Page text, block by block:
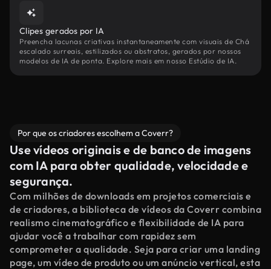
Clipes gerados por IA
Preencha lacunas criativas instantaneamente com visuais de Chá
escalado surreais, estilizados ou abstratos, gerados por nossos
modelos de IA de ponta. Explore mais em nosso Estúdio de IA.
Por que os criadores escolhem a Coverr?
Use vídeos originais e de banco de imagens
com IA para obter qualidade, velocidade e
segurança.
Com milhões de downloads em projetos comerciais e
de criadores, a biblioteca de vídeos da Coverr combina
realismo cinematográfico e flexibilidade de IA para
ajudar você a trabalhar com rapidez sem
comprometer a qualidade. Seja para criar uma landing
page, um vídeo de produto ou um anúncio vertical, esta